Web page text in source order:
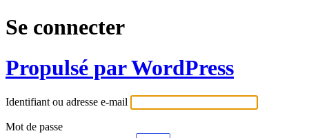
Se connecter
Propulsé par WordPress
Identifiant ou adresse e-mail
Mot de passe